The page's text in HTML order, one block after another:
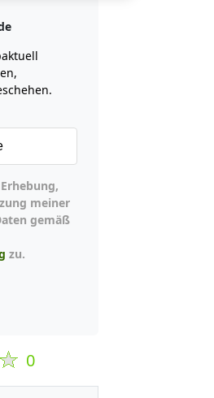
meiner
gemäß
zu.
0